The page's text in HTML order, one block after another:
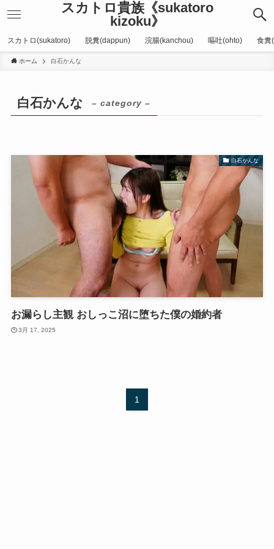
スカトロ貴族《sukatoro
kizoku》
スカトロ(sukatoro) 脱糞(dappun) 浣腸(kanchou) 嘔吐(ohto) 食糞
ホーム 白石かんな
白石かんな – category –
白石かんな
お漏らし主観 おしっこ沼に堕ちた僕の婚約者
3月 17, 2025
1